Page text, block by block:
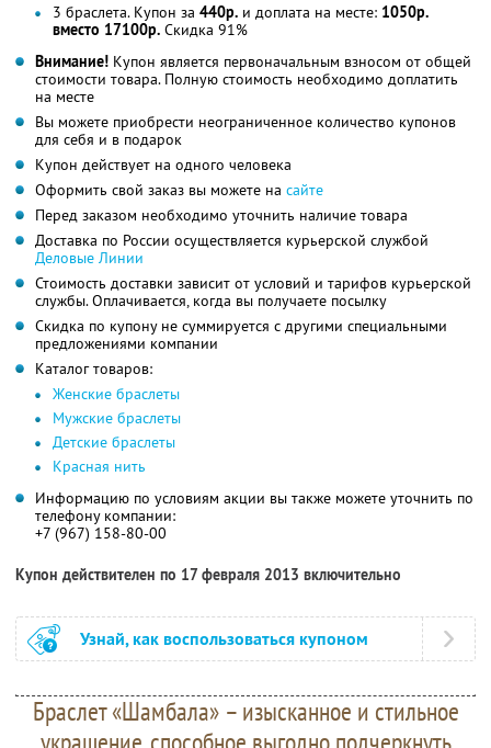
3 браслета. Купон за 440р. и доплата на месте: 1050р.
вместо 17100р. Скидка 91%
Внимание! Купон является первоначальным взносом от общей
стоимости товара. Полную стоимость необходимо доплатить
на месте
Вы можете приобрести неограниченное количество купонов
для себя и в подарок
Купон действует на одного человека
Оформить свой заказ вы можете на сайте
Перед заказом необходимо уточнить наличие товара
Доставка по России осуществляется курьерской службой
Деловые Линии
Стоимость доставки зависит от условий и тарифов курьерской
службы. Оплачивается, когда вы получаете посылку
Скидка по купону не суммируется с другими специальными
предложениями компании
Каталог товаров:
Женские браслеты
Мужские браслеты
Детские браслеты
Красная нить
Информацию по условиям акции вы также можете уточнить по
телефону компании:
+7 (967) 158-80-00
Купон действителен по 17 февраля 2013 включительно
Узнай, как воспользоваться купоном
Браслет «Шамбала» – изысканное и стильное